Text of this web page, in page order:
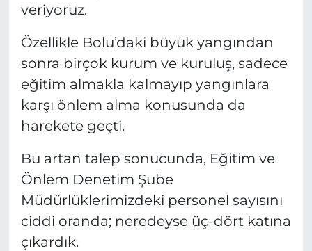
veriyoruz.
Özellikle Bolu’daki büyük yangından
sonra birçok kurum ve kuruluş, sadece
eğitim almakla kalmayıp yangınlara
karşı önlem alma konusunda da
harekete geçti.
Bu artan talep sonucunda, Eğitim ve
Önlem Denetim Şube
Müdürlüklerimizdeki personel sayısını
ciddi oranda; neredeyse üç-dört katına
çıkardık.